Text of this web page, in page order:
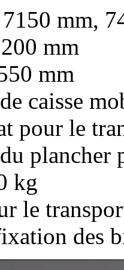
mm,
mm
mm
caisse
pour le
plancher
kg
le
des